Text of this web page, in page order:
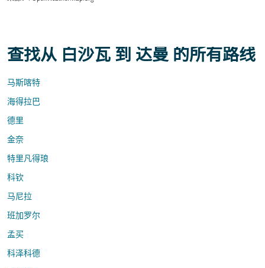
查找从 白沙瓦 到 达曼 的所有路线
马斯喀特
海得拉巴
德里
金奈
特里凡得琅
科钦
马尼拉
班加罗尔
孟买
科泽科德